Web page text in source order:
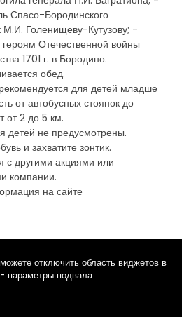
Спасо-Бородинского
Голенищеву-Кутузову; -
Отечественной войны
1701 г. в Бородино.
обед.
для детей младше
от автобусных стоянок до
от 2 до 5 км.
детей не предусмотрены.
и захватите зонтик.
с другими акциями или
компании.
на сайте
отключить область виджетов в
параметры подвала